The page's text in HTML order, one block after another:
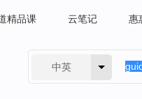
精品课 云笔记 惠
中英